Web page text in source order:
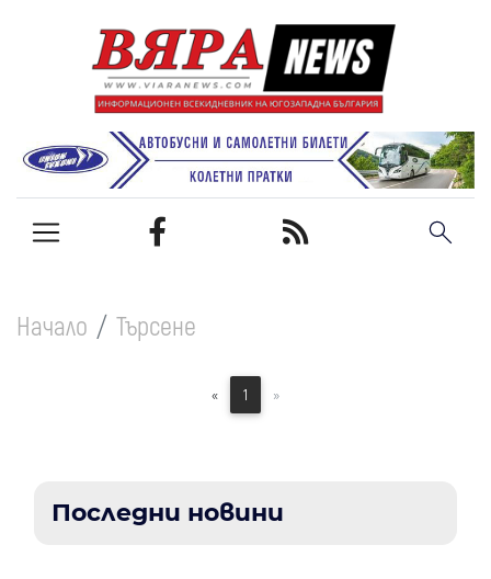
Начало Търсене
« 1 »
Последни новини